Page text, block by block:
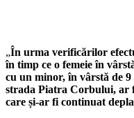
„În urma verificărilor
în timp ce o femeie în
cu un minor, în vârstă de
strada Piatra Corbului, ar
care și-ar fi continuat